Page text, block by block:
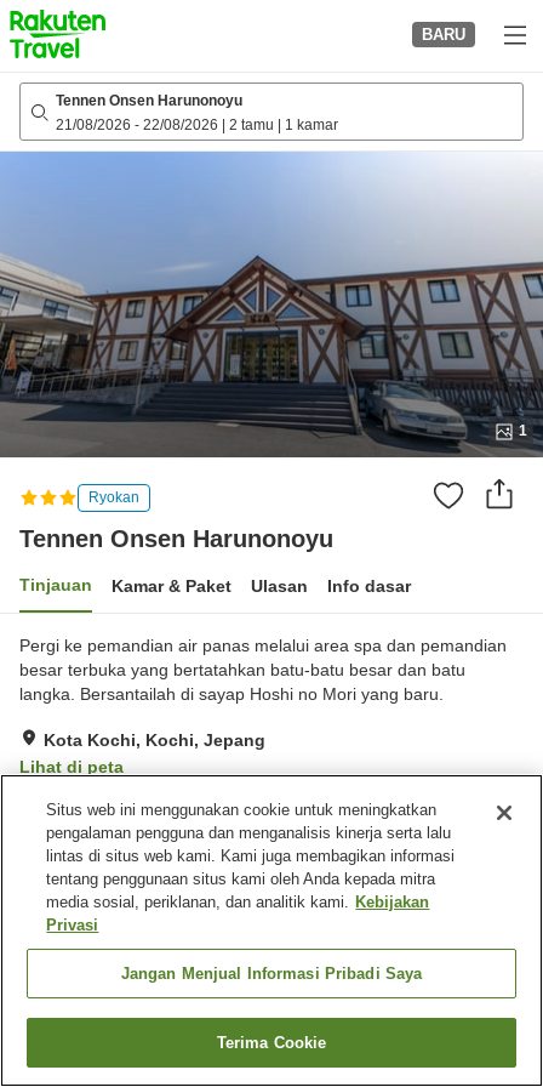
to
top
page
BARU
Tennen Onsen Harunonoyu
21/08/2026 - 22/08/2026 2 tamu 1 kamar
1
Ryokan
Tennen Onsen Harunonoyu
Tinjauan Kamar & Paket Ulasan Info dasar
Pergi ke pemandian air panas melalui area spa dan pemandian
besar terbuka yang bertatahkan batu-batu besar dan batu
langka. Bersantailah di sayap Hoshi no Mori yang baru.
Kota Kochi, Kochi, Jepang
Lihat di peta
Sangat baik Ulasan:381
Fasilitas properti
Tempat parkir
Mandi jet
Sauna
Beranda Jepang Kochi
Kota Kochi
Tennen Onsen Harunonoyu
Cari kamar
Situs web ini menggunakan cookie untuk meningkatkan
pengalaman pengguna dan menganalisis kinerja serta lalu
lintas di situs web kami. Kami juga membagikan informasi
tentang penggunaan situs kami oleh Anda kepada mitra
media sosial, periklanan, dan analitik kami. Kebijakan
Privasi
Jangan Menjual Informasi Pribadi Saya
Terima Cookie